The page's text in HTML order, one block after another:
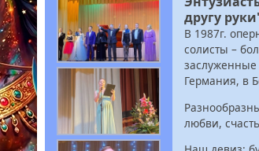
другу
В 1987г.
солисты –
Германия, в
любви,